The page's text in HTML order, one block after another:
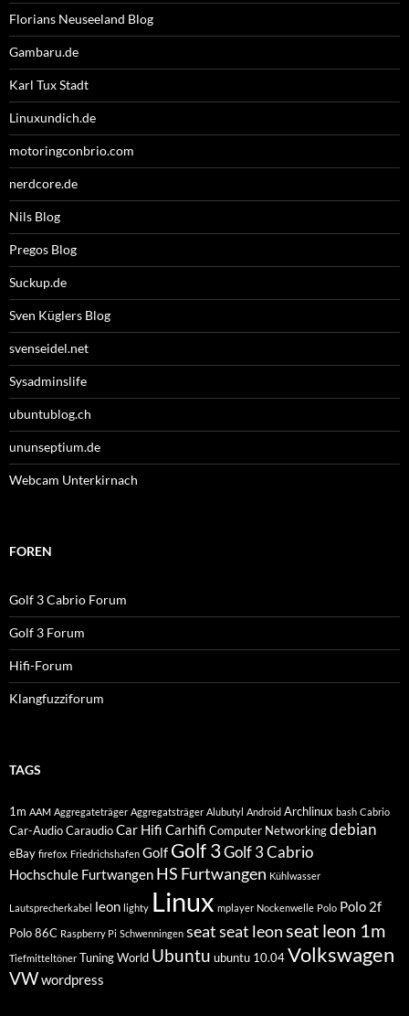
Florians Neuseeland Blog
Gambaru.de
Karl Tux Stadt
Linuxundich.de
motoringconbrio.com
nerdcore.de
Nils Blog
Pregos Blog
Suckup.de
Sven Küglers Blog
svenseidel.net
Sysadminslife
ubuntublog.ch
ununseptium.de
Webcam Unterkirnach
FOREN
Golf 3 Cabrio Forum
Golf 3 Forum
Hifi-Forum
Klangfuzziforum
TAGS
1m AAM Aggregateträger Aggregatsträger Alubutyl Android Archlinux bash Cabrio
Car-AudioCaraudioCar Hifi Carhifi Computer Networkingdebian
eBay firefox Friedrichshafen Golf Golf 3Golf 3 Cabrio
Hochschule Furtwangen HS Furtwangen Kühlwasser
Lautsprecherkabel leon lighty Linux mplayer Nockenwelle Polo Polo 2f
Polo 86C Raspberry Pi Schwenningen seatseat leonseat leon 1m
Tiefmitteltöner Tuning World Ubuntu ubuntu 10.04Volkswagen
VWwordpress